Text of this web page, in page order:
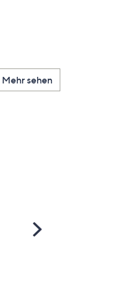
Mehr sehen
Scroll